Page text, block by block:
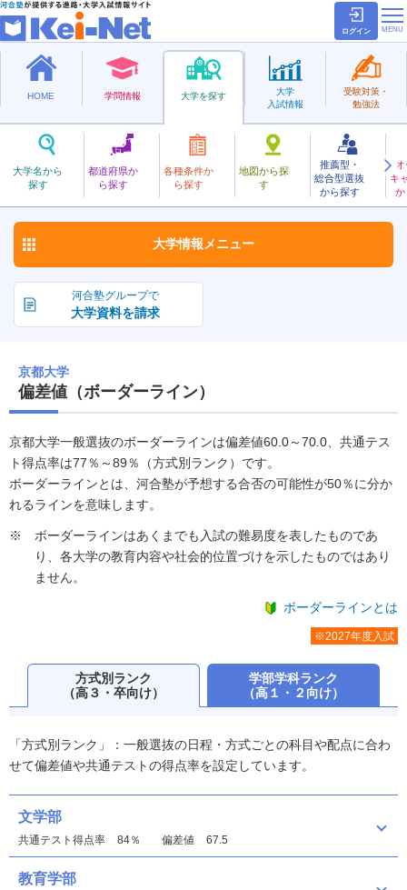
ログイン
HOME 学問情報 大学を探す
大学名から
探す
都道府県か
ら探す
各種条件か
ら探す
地図から探
す
推薦型・
総合型選抜
から探す
キ
か
大学
入試情報
受験対策・
勉強法
国立
きょうと
京都大学 お気に入り
河合塾グループで
大学資料を請求
大学情報 メニュー
京都大学
偏差値（ボーダーライン）
京都大学一般選抜のボーダーラインは偏差値60.0～70.0、共通テス
ト得点率は77％～89％（方式別ランク）です。
ボーダーラインとは、河合塾が予想する合否の可能性が50％に分か
れるラインを意味します。
ボーダーラインはあくまでも入試の難易度を表したものであ
り、各大学の教育内容や社会的位置づけを示したものではあり
ません。
ボーダーラインとは
※2027年度入試
方式別ランク
（高３・卒向け）
学部学科ランク
（高１・２向け）
「方式別ランク」：一般選抜の日程・方式ごとの科目や配点に合わ
せて偏差値や共通テストの得点率を設定しています。
文学部
共通テスト得点率 84％ 偏差値 67.5
教育学部